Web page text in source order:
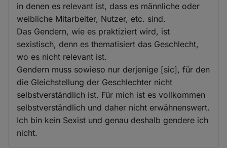
in denen es relevant ist, dass es männliche oder
weibliche Mitarbeiter, Nutzer, etc. sind.
Das Gendern, wie es praktiziert wird, ist
sexistisch, denn es thematisiert das Geschlecht,
wo es nicht relevant ist.
Gendern muss sowieso nur derjenige [sic], für den
die Gleichstellung der Geschlechter nicht
selbstverständlich ist. Für mich ist es vollkommen
selbstverständlich und daher nicht erwähnenswert.
Ich bin kein Sexist und genau deshalb gendere ich
nicht.